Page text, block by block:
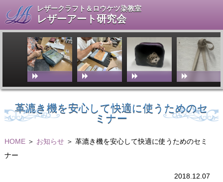
レザークラフト＆ロウケツ染教室
レザーアート研究会
革漉き機を安心して快適に使うためのセ
ミナー
HOME＞ お知らせ＞ 革漉き機を安心して快適に使うためのセミ
ナー
2018.12.07